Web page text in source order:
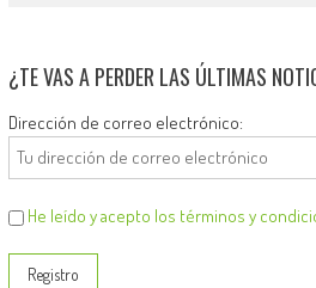
¿TE VAS A PERDER LAS ÚLTIMAS
Dirección de correo electrónico:
He leído y acepto los términos y